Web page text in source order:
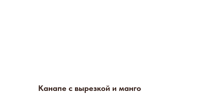
Канапе с вырезкой и манго